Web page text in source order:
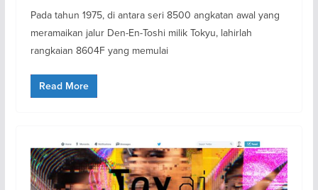
Pada tahun 1975, di antara seri 8500 angkatan awal yang
meramaikan jalur Den-En-Toshi milik Tokyu, lahirlah
rangkaian 8604F yang memulai
Read More